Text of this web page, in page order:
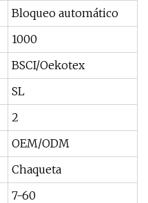
Bloqueo automático
1000
BSCI/Oekotex
SL
2
OEM/ODM
Chaqueta
7-60